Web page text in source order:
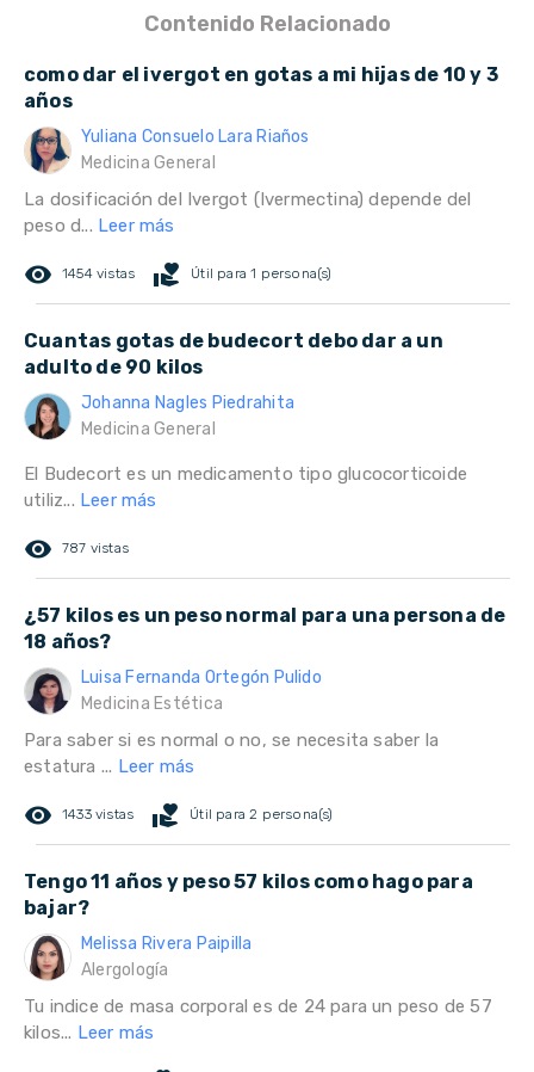
Contenido Relacionado
como dar el ivergot en gotas a mi hijas de 10 y 3
años
Yuliana Consuelo Lara Riaños
Medicina General
La dosificación del Ivergot (Ivermectina) depende del
peso d... Leer más
remove_red_eye 1454 vistas volunteer_activism Útil para 1 persona(s)
Cuantas gotas de budecort debo dar a un
adulto de 90 kilos
Johanna Nagles Piedrahita
Medicina General
El Budecort es un medicamento tipo glucocorticoide
utiliz... Leer más
remove_red_eye 787 vistas
¿57 kilos es un peso normal para una persona de
18 años?
Luisa Fernanda Ortegón Pulido
Medicina Estética
Para saber si es normal o no, se necesita saber la
estatura ... Leer más
remove_red_eye 1433 vistas volunteer_activism Útil para 2 persona(s)
Tengo 11 años y peso 57 kilos como hago para
bajar?
Melissa Rivera Paipilla
Alergología
Tu indice de masa corporal es de 24 para un peso de 57
kilos... Leer más